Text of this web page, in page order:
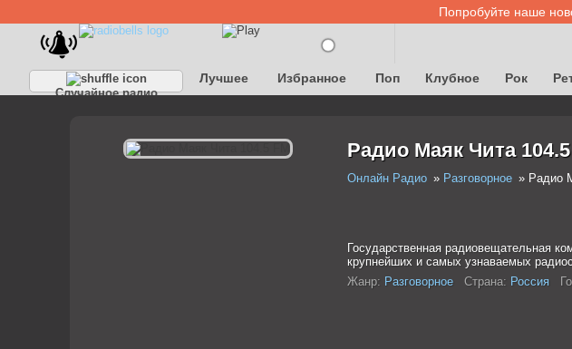
Попробуйте наше
Случайное радио
Лучшее Избранное Поп Клубное Рок
Радио Маяк Чита
Онлайн Радио Разговорное Радио
Государственная радиовещательная
крупнейших и самых узнаваемых
Жанр: Разговорное Страна: Россия